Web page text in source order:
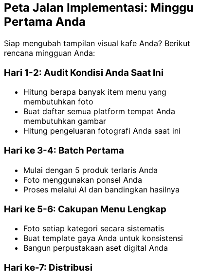
Peta Jalan Implementasi: Minggu
Pertama Anda
Siap mengubah tampilan visual kafe Anda? Berikut
rencana mingguan Anda:
Hari 1-2: Audit Kondisi Anda Saat Ini
Hitung berapa banyak item menu yang
membutuhkan foto
Buat daftar semua platform tempat Anda
membutuhkan gambar
Hitung pengeluaran fotografi Anda saat ini
Hari ke 3-4: Batch Pertama
Mulai dengan 5 produk terlaris Anda
Foto menggunakan ponsel Anda
Proses melalui AI dan bandingkan hasilnya
Hari ke 5-6: Cakupan Menu Lengkap
Foto setiap kategori secara sistematis
Buat template gaya Anda untuk konsistensi
Bangun perpustakaan aset digital Anda
Hari ke-7: Distribusi